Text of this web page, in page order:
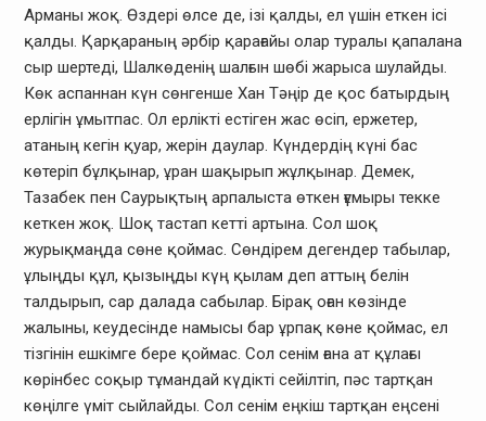
Арманы жоқ. Өздері өлсе де, ізі қалды, ел үшін еткен ісі
қалды. Қарқараның әрбір қарағайы олар туралы қапалана
сыр шертеді, Шалкөденің шалғын шөбі жарыса шулайды.
Көк аспаннан күн сөнгенше Хан Тәңір де қос батырдың
ерлігін ұмытпас. Ол ерлікті естіген жас өсіп, ержетер,
атаның кегін қуар, жерін даулар. Күндердің күні бас
көтеріп бұлқынар, ұран шақырып жұлқынар. Демек,
Тазабек пен Саурықтың арпалыста өткен ғұмыры текке
кеткен жоқ. Шоқ тастап кетті артына. Сол шоқ
журықмаңда сөне қоймас. Сөндірем дегендер табылар,
ұлыңды құл, қызыңды күң қылам деп аттың белін
талдырып, сар далада сабылар. Бірақ оған көзінде
жалыны, кеудесінде намысы бар ұрпақ көне қоймас, ел
тізгінін ешкімге бере қоймас. Сол сенім ғана ат құлағы
көрінбес соқыр тұмандай күдікті сейілтіп, пәс тартқан
көңілге үміт сыйлайды. Сол сенім еңкіш тартқан еңсені